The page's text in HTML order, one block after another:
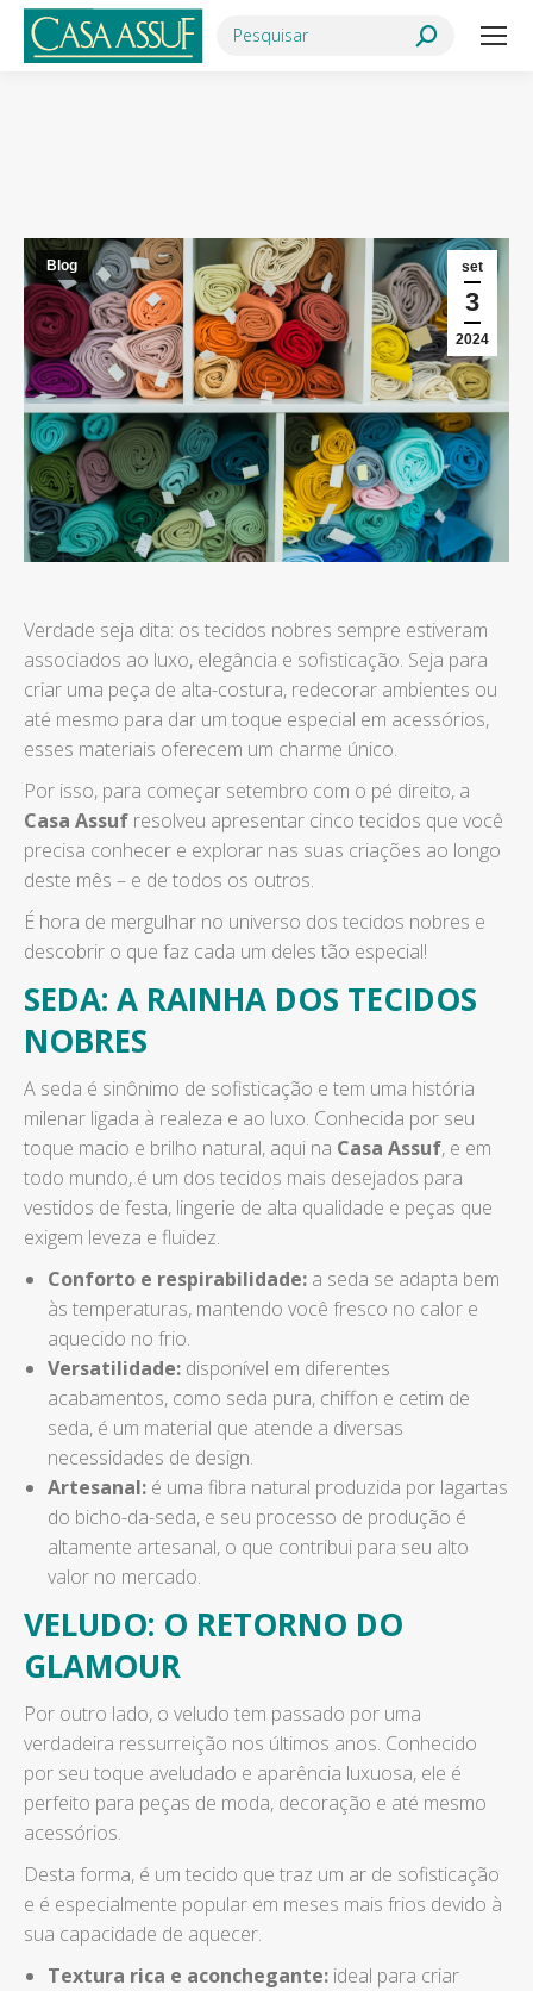
Search:
set
3
2024
Blog
Verdade seja dita: os tecidos nobres sempre estiveram
associados ao luxo, elegância e sofisticação. Seja para
criar uma peça de alta-costura, redecorar ambientes ou
até mesmo para dar um toque especial em acessórios,
esses materiais oferecem um charme único.
Por isso, para começar setembro com o pé direito, a
Casa Assuf resolveu apresentar cinco tecidos que você
precisa conhecer e explorar nas suas criações ao longo
deste mês – e de todos os outros.
É hora de mergulhar no universo dos tecidos nobres e
descobrir o que faz cada um deles tão especial!
SEDA: A RAINHA DOS TECIDOS
NOBRES
A seda é sinônimo de sofisticação e tem uma história
milenar ligada à realeza e ao luxo. Conhecida por seu
toque macio e brilho natural, aqui na Casa Assuf, e em
todo mundo, é um dos tecidos mais desejados para
vestidos de festa, lingerie de alta qualidade e peças que
exigem leveza e fluidez.
Conforto e respirabilidade: a seda se adapta bem
às temperaturas, mantendo você fresco no calor e
aquecido no frio.
Versatilidade: disponível em diferentes
acabamentos, como seda pura, chiffon e cetim de
seda, é um material que atende a diversas
necessidades de design.
Artesanal: é uma fibra natural produzida por lagartas
do bicho-da-seda, e seu processo de produção é
altamente artesanal, o que contribui para seu alto
valor no mercado.
VELUDO: O RETORNO DO
GLAMOUR
Por outro lado, o veludo tem passado por uma
verdadeira ressurreição nos últimos anos. Conhecido
por seu toque aveludado e aparência luxuosa, ele é
perfeito para peças de moda, decoração e até mesmo
acessórios.
Desta forma, é um tecido que traz um ar de sofisticação
e é especialmente popular em meses mais frios devido à
sua capacidade de aquecer.
Textura rica e aconchegante: ideal para criar